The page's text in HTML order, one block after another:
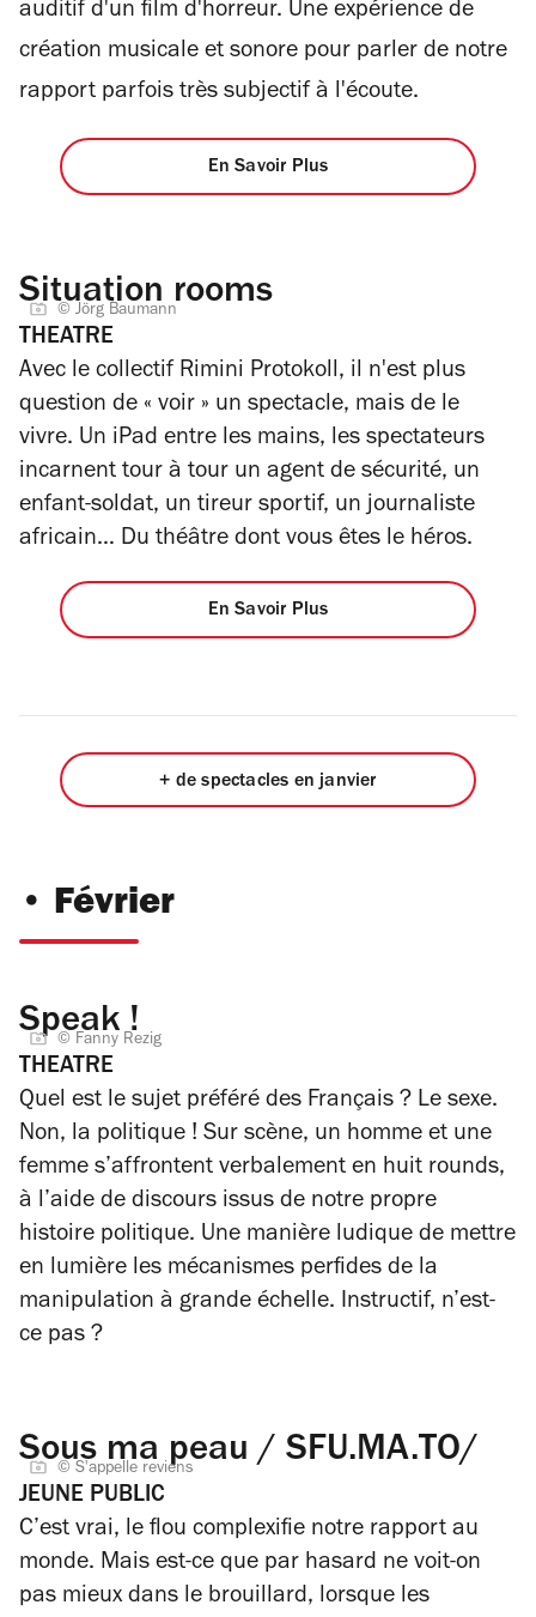
auditif d'un film d'horreur. Une expérience de
création musicale et sonore pour parler de notre
rapport parfois très subjectif à l'écoute.
En Savoir Plus
Situation rooms
© Jörg Baumann
THEATRE
Avec le collectif Rimini Protokoll, il n'est plus
question de « voir » un spectacle, mais de le
vivre. Un iPad entre les mains, les spectateurs
incarnent tour à tour un agent de sécurité, un
enfant-soldat, un tireur sportif, un journaliste
africain… Du théâtre dont vous êtes le héros.
En Savoir Plus
+ de spectacles en janvier
• Février
Speak !
© Fanny Rezig
THEATRE
Quel est le sujet préféré des Français ? Le sexe.
Non, la politique ! Sur scène, un homme et une
femme s’affrontent verbalement en huit rounds,
à l’aide de discours issus de notre propre
histoire politique. Une manière ludique de mettre
en lumière les mécanismes perfides de la
manipulation à grande échelle. Instructif, n’est-
ce pas ?
Sous ma peau / SFU.MA.TO/
© S'appelle reviens
JEUNE PUBLIC
C’est vrai, le flou complexifie notre rapport au
monde. Mais est-ce que par hasard ne voit-on
pas mieux dans le brouillard, lorsque les